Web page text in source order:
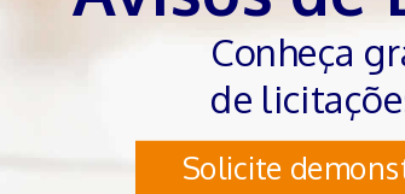
Conheça
de
Solicite